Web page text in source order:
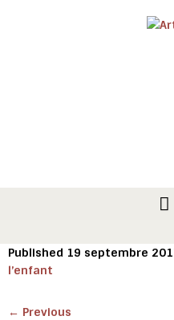
Published 19 septembre
l’enfant
← Previous